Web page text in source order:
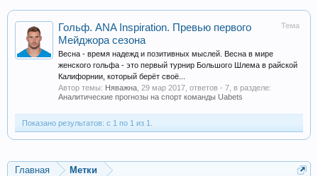
Тема
Гольф. ANA Inspiration. Превью первого
Мейджора сезона
Весна - время надежд и позитивных мыслей. Весна в мире
женского гольфа - это первый турнир Большого Шлема в райской
Калифорнии, который берёт своё...
Автор темы: Няважна 29 мар 2017 , ответов - 7, в разделе:
Аналитические прогнозы на спорт команды Uabets
Показано результатов: с 1 по 1 из 1.
Главная Метки